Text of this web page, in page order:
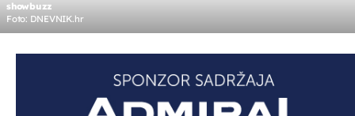
showbuzz
Foto: DNEVNIK.hr